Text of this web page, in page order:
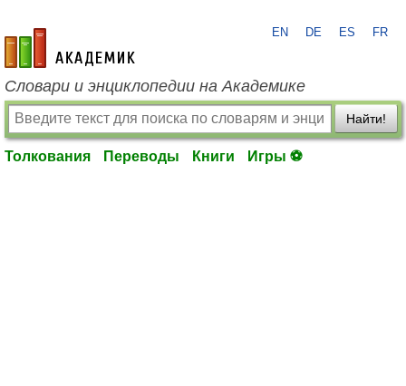
academic.ru
EN DE ES FR
Словари и энциклопедии на Академике
Найти!
Толкования Переводы Книги Игры ⚽